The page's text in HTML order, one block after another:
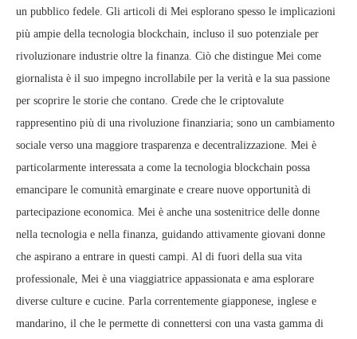
un pubblico fedele. Gli articoli di Mei esplorano spesso le implicazioni
più ampie della tecnologia blockchain, incluso il suo potenziale per
rivoluzionare industrie oltre la finanza. Ciò che distingue Mei come
giornalista è il suo impegno incrollabile per la verità e la sua passione
per scoprire le storie che contano. Crede che le criptovalute
rappresentino più di una rivoluzione finanziaria; sono un cambiamento
sociale verso una maggiore trasparenza e decentralizzazione. Mei è
particolarmente interessata a come la tecnologia blockchain possa
emancipare le comunità emarginate e creare nuove opportunità di
partecipazione economica. Mei è anche una sostenitrice delle donne
nella tecnologia e nella finanza, guidando attivamente giovani donne
che aspirano a entrare in questi campi. Al di fuori della sua vita
professionale, Mei è una viaggiatrice appassionata e ama esplorare
diverse culture e cucine. Parla correntemente giapponese, inglese e
mandarino, il che le permette di connettersi con una vasta gamma di